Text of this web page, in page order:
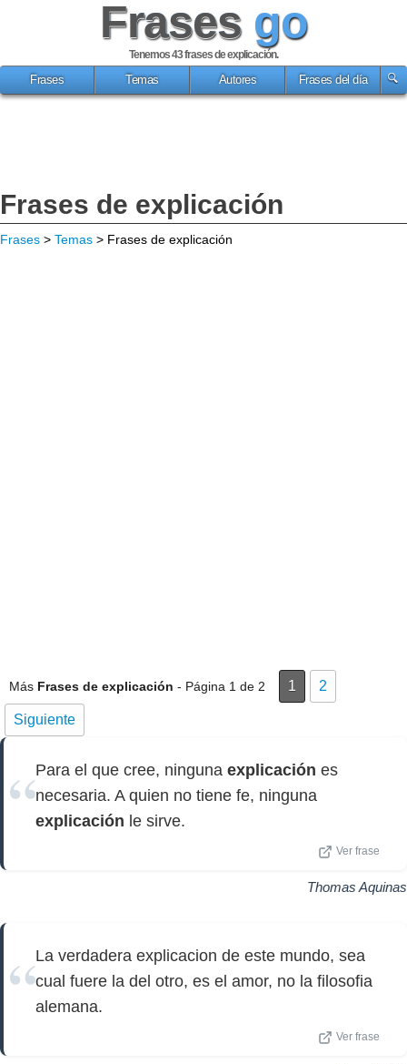
Frases go
Tenemos 43frases de explicación.
Frases
Temas Autores Frases del día
Frases de explicación
Frases > Temas > Frases de explicación
Más Frases de explicación - Página 1 de 2 1 2
Siguiente
Para el que cree, ninguna explicación es
necesaria. A quien no tiene fe, ninguna
explicación le sirve.
Ver frase
Thomas Aquinas
La verdadera explicacion de este mundo, sea
cual fuere la del otro, es el amor, no la filosofia
alemana.
Ver frase